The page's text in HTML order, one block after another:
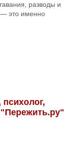
разводы и
— это именно
"Пережить.ру"